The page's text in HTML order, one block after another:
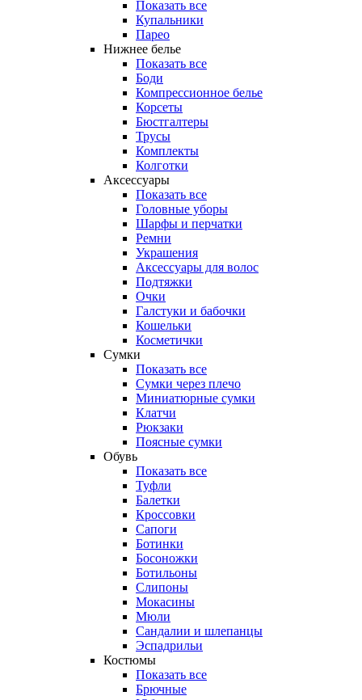
Показать все
Купальники
Парео
Нижнее белье
Показать все
Боди
Компрессионное белье
Корсеты
Бюстгалтеры
Трусы
Комплекты
Колготки
Аксессуары
Показать все
Головные уборы
Шарфы и перчатки
Ремни
Украшения
Аксессуары для волос
Подтяжки
Очки
Галстуки и бабочки
Кошельки
Косметички
Сумки
Показать все
Сумки через плечо
Миниатюрные cумки
Клатчи
Рюкзаки
Поясные сумки
Обувь
Показать все
Туфли
Балетки
Кроссовки
Сапоги
Ботинки
Босоножки
Ботильоны
Слипоны
Мокасины
Мюли
Сандалии и шлепанцы
Эспадрильи
Костюмы
Показать все
Брючные